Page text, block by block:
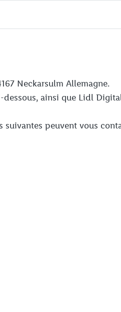
Neckarsulm Allemagne.
ainsi que Lidl
peuvent vous